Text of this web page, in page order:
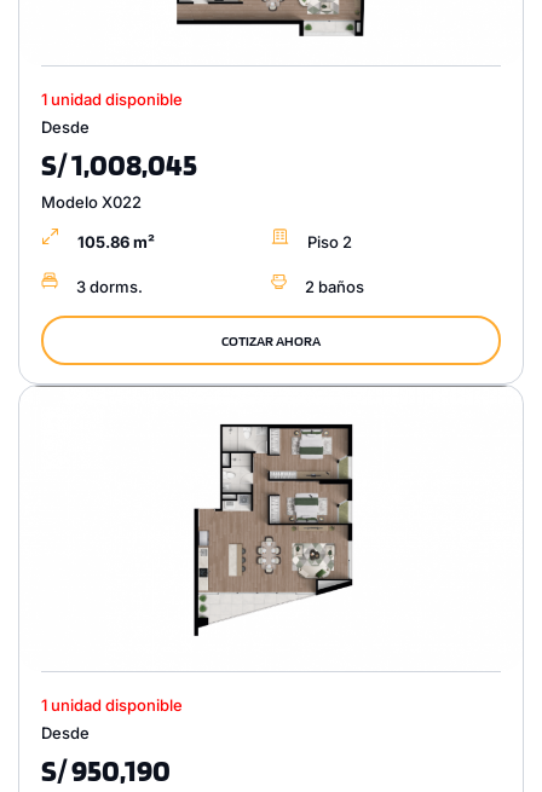
1 unidad disponible
Desde
S/ 1,008,045
Modelo X022
105.86 m² Piso 2
3 dorms. 2 baños
COTIZAR AHORA
1 unidad disponible
Desde
S/ 950,190